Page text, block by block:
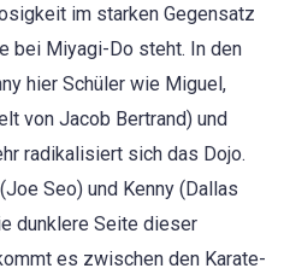
im starken Gegensatz
bei Miyagi-Do steht. In den
hier Schüler wie Miguel,
von Jacob Bertrand) und
radikalisiert sich das Dojo.
Seo) und Kenny (Dallas
dunklere Seite dieser
es zwischen den Karate-